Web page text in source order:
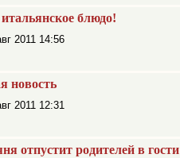
блюдо!
2011 14:56
новость
2011 12:31
отпустит родителей в гости